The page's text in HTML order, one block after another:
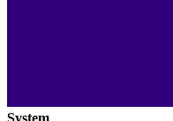
System